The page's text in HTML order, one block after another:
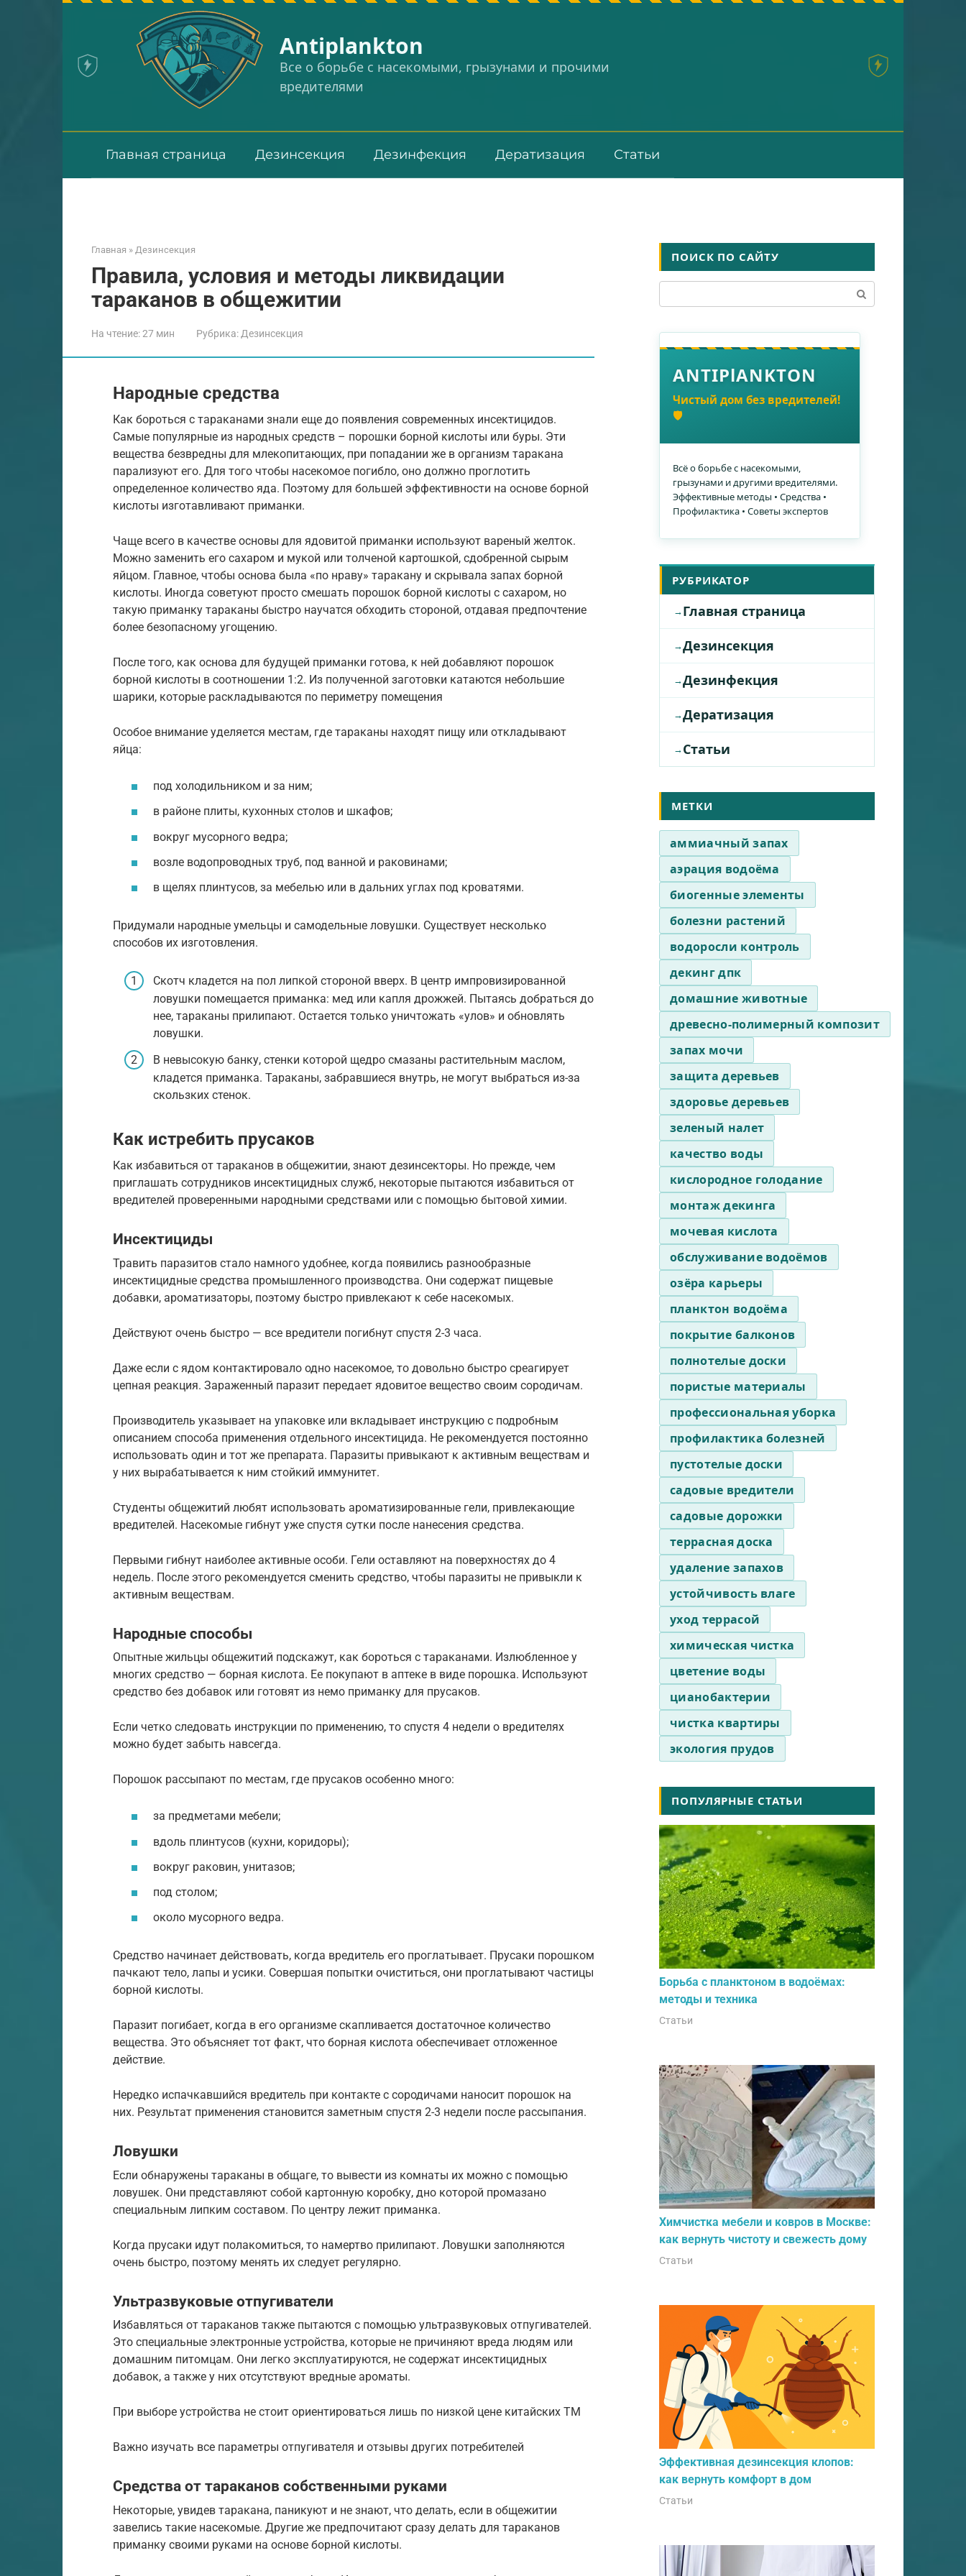
Аntiplankton
Все о борьбе с насекомыми, грызунами и прочими
вредителями
Главная страница Дезинсекция Дезинфекция Дератизация Статьи
Главная » Дезинсекция
Правила, условия и методы ликвидации
тараканов в общежитии
На чтение:27 мин Рубрика: Дезинсекция
Народные средства
Как бороться с тараканами знали еще до появления современных инсектицидов.
Самые популярные из народных средств – порошки борной кислоты или буры. Эти
вещества безвредны для млекопитающих, при попадании же в организм таракана
парализуют его. Для того чтобы насекомое погибло, оно должно проглотить
определенное количество яда. Поэтому для большей эффективности на основе борной
кислоты изготавливают приманки.
Чаще всего в качестве основы для ядовитой приманки используют вареный желток.
Можно заменить его сахаром и мукой или толченой картошкой, сдобренной сырым
яйцом. Главное, чтобы основа была «по нраву» таракану и скрывала запах борной
кислоты. Иногда советуют просто смешать порошок борной кислоты с сахаром, но
такую приманку тараканы быстро научатся обходить стороной, отдавая предпочтение
более безопасному угощению.
После того, как основа для будущей приманки готова, к ней добавляют порошок
борной кислоты в соотношении 1:2. Из полученной заготовки катаются небольшие
шарики, которые раскладываются по периметру помещения
Особое внимание уделяется местам, где тараканы находят пищу или откладывают
яйца:
под холодильником и за ним;
в районе плиты, кухонных столов и шкафов;
вокруг мусорного ведра;
возле водопроводных труб, под ванной и раковинами;
в щелях плинтусов, за мебелью или в дальних углах под кроватями.
Придумали народные умельцы и самодельные ловушки. Существует несколько
способов их изготовления.
Скотч кладется на пол липкой стороной вверх. В центр импровизированной
ловушки помещается приманка: мед или капля дрожжей. Пытаясь добраться до
нее, тараканы прилипают. Остается только уничтожать «улов» и обновлять
ловушки.
В невысокую банку, стенки которой щедро смазаны растительным маслом,
кладется приманка. Тараканы, забравшиеся внутрь, не могут выбраться из-за
скользких стенок.
Как истребить прусаков
Как избавиться от тараканов в общежитии, знают дезинсекторы. Но прежде, чем
приглашать сотрудников инсектицидных служб, некоторые пытаются избавиться от
вредителей проверенными народными средствами или с помощью бытовой химии.
Инсектициды
Травить паразитов стало намного удобнее, когда появились разнообразные
инсектицидные средства промышленного производства. Они содержат пищевые
добавки, ароматизаторы, поэтому быстро привлекают к себе насекомых.
Действуют очень быстро — все вредители погибнут спустя 2-3 часа.
Даже если с ядом контактировало одно насекомое, то довольно быстро среагирует
цепная реакция. Зараженный паразит передает ядовитое вещество своим сородичам.
Производитель указывает на упаковке или вкладывает инструкцию с подробным
описанием способа применения отдельного инсектицида. Не рекомендуется постоянно
использовать один и тот же препарата. Паразиты привыкают к активным веществам и
у них вырабатывается к ним стойкий иммунитет.
Студенты общежитий любят использовать ароматизированные гели, привлекающие
вредителей. Насекомые гибнут уже спустя сутки после нанесения средства.
Первыми гибнут наиболее активные особи. Гели оставляют на поверхностях до 4
недель. После этого рекомендуется сменить средство, чтобы паразиты не привыкли к
активным веществам.
Народные способы
Опытные жильцы общежитий подскажут, как бороться с тараканами. Излюбленное у
многих средство — борная кислота. Ее покупают в аптеке в виде порошка. Используют
средство без добавок или готовят из немо приманку для прусаков.
Если четко следовать инструкции по применению, то спустя 4 недели о вредителях
можно будет забыть навсегда.
Порошок рассыпают по местам, где прусаков особенно много:
за предметами мебели;
вдоль плинтусов (кухни, коридоры);
вокруг раковин, унитазов;
под столом;
около мусорного ведра.
Средство начинает действовать, когда вредитель его проглатывает. Прусаки порошком
пачкают тело, лапы и усики. Совершая попытки очиститься, они проглатывают частицы
борной кислоты.
Паразит погибает, когда в его организме скапливается достаточное количество
вещества. Это объясняет тот факт, что борная кислота обеспечивает отложенное
действие.
Нередко испачкавшийся вредитель при контакте с сородичами наносит порошок на
них. Результат применения становится заметным спустя 2-3 недели после рассыпания.
Ловушки
Если обнаружены тараканы в общаге, то вывести из комнаты их можно с помощью
ловушек. Они представляют собой картонную коробку, дно которой промазано
специальным липким составом. По центру лежит приманка.
Когда прусаки идут полакомиться, то намертво прилипают. Ловушки заполняются
очень быстро, поэтому менять их следует регулярно.
Ультразвуковые отпугиватели
Избавляться от тараканов также пытаются с помощью ультразвуковых отпугивателей.
Это специальные электронные устройства, которые не причиняют вреда людям или
домашним питомцам. Они легко эксплуатируются, не содержат инсектицидных
добавок, а также у них отсутствуют вредные ароматы.
При выборе устройства не стоит ориентироваться лишь по низкой цене китайских ТМ
Важно изучать все параметры отпугивателя и отзывы других потребителей
Средства от тараканов собственными руками
Некоторые, увидев таракана, паникуют и не знают, что делать, если в общежитии
завелись такие насекомые. Другие же предпочитают сразу делать для тараканов
приманку своими руками на основе борной кислоты.
ПОИСК ПО САЙТУ
ANTIPlANKTON
Чистый дом без вредителей!
🛡️
Всё о борьбе с насекомыми,
грызунами и другими вредителями.
Эффективные методы • Средства •
Профилактика • Советы экспертов
РУБРИКАТОР
Главная страница
Дезинсекция
Дезинфекция
Дератизация
Статьи
МЕТКИ
аммиачный запах
аэрация водоёма
биогенные элементы
болезни растений
водоросли контроль
декинг дпк
домашние животные
древесно-полимерный композит
запах мочи
защита деревьев
здоровье деревьев
зеленый налет
качество воды
кислородное голодание
монтаж декинга
мочевая кислота
обслуживание водоёмов
озёра карьеры
планктон водоёма
покрытие балконов
полнотелые доски
пористые материалы
профессиональная уборка
профилактика болезней
пустотелые доски
садовые вредители
садовые дорожки
террасная доска
удаление запахов
устойчивость влаге
уход террасой
химическая чистка
цветение воды
цианобактерии
чистка квартиры
экология прудов
ПОПУЛЯРНЫЕ СТАТЬИ
Борьба с планктоном в водоёмах:
методы и техника
Статьи
Химчистка мебели и ковров в Москве:
как вернуть чистоту и свежесть дому
Статьи
Эффективная дезинсекция клопов:
как вернуть комфорт в дом
Статьи